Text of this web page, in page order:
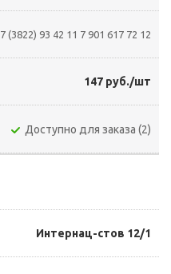
7 (3822) 93 42 11 7 901 617 72 12
147 руб./шт
Доступно для заказа (2)
Интернац-стов 12/1